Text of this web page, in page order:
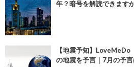
年？暗号を解読できます
【地震予知】
の地震を予言｜7月の予言